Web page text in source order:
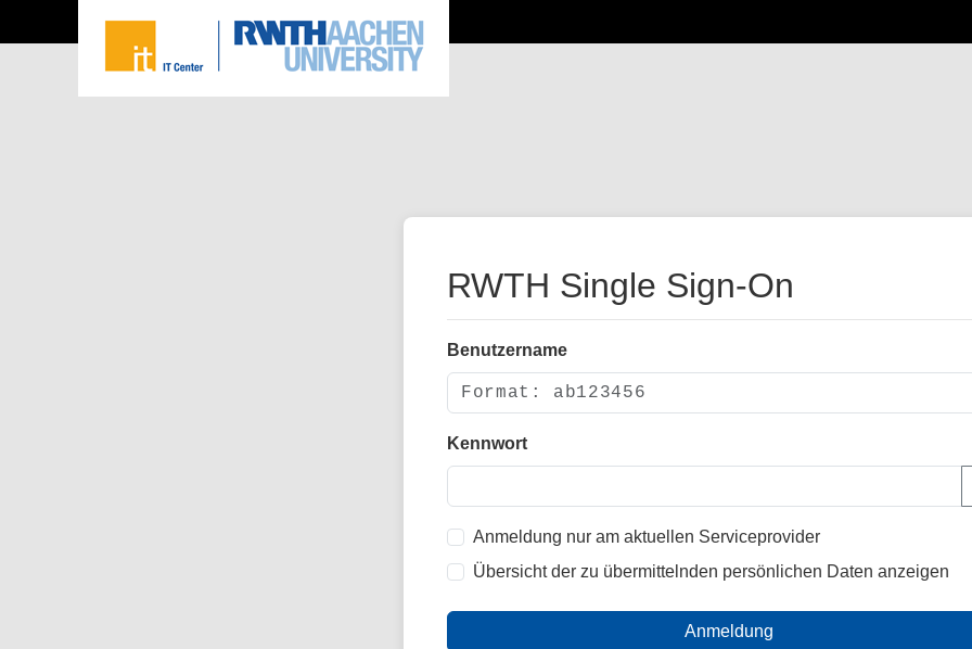
RWTH Single Sign-On
Benutzername
Kennwort
Anmeldung nur am aktuellen Serviceprovider
Übersicht der zu übermittelnden persönlichen Daten anzeigen
Anmeldung